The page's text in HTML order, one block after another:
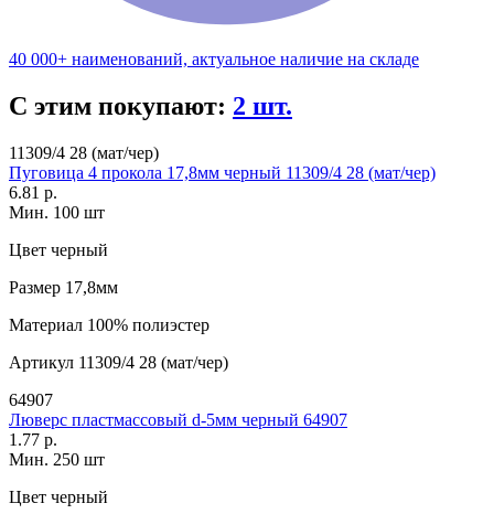
40 000+ наименований, актуальное наличие на складе
С этим покупают: 2 шт.
11309/4 28 (мат/чер)
Пуговица 4 прокола 17,8мм черный 11309/4 28 (мат/чер)
6.81 р.
Мин. 100 шт
Цвет черный
Размер 17,8мм
Материал 100% полиэстер
Артикул 11309/4 28 (мат/чер)
64907
Люверс пластмассовый d-5мм черный 64907
1.77 р.
Мин. 250 шт
Цвет черный